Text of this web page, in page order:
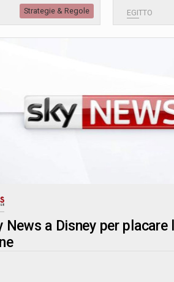
Strategie & Regole EGITTO
a Disney per placare